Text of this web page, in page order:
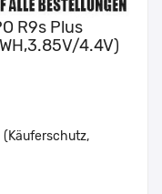
R9s Plus
4.4V)
(Käuferschutz,